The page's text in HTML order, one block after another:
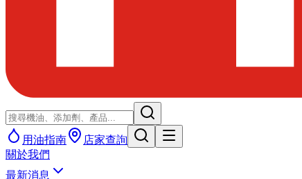
用油指南
店家查詢
關於我們
最新消息